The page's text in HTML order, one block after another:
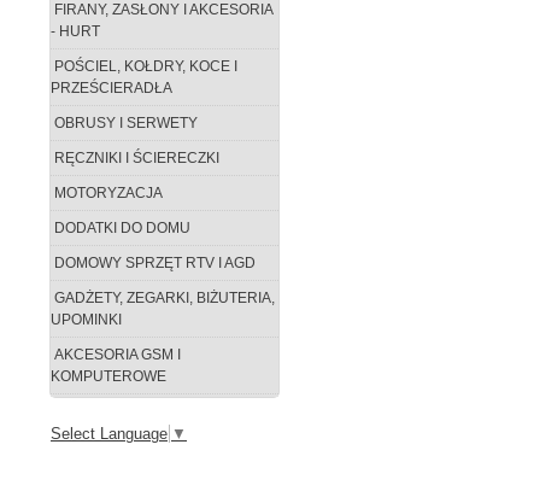
FIRANY, ZASŁONY I AKCESORIA
- HURT
POŚCIEL, KOŁDRY, KOCE I
PRZEŚCIERADŁA
OBRUSY I SERWETY
RĘCZNIKI I ŚCIERECZKI
MOTORYZACJA
DODATKI DO DOMU
DOMOWY SPRZĘT RTV I AGD
GADŻETY, ZEGARKI, BIŻUTERIA,
UPOMINKI
AKCESORIA GSM I
KOMPUTEROWE
Select Language ▼